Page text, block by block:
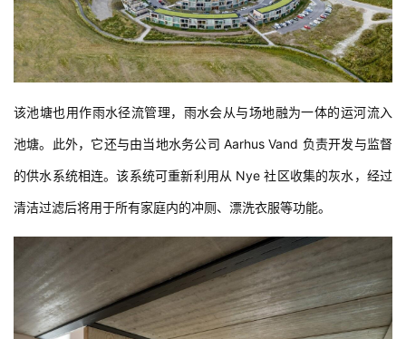
该池塘也用作雨水径流管理，雨水会从与场地融为一体的运河流入
池塘。此外，它还与由当地水务公司 Aarhus Vand 负责开发与监督
的供水系统相连。该系统可重新利用从 Nye 社区收集的灰水，经过
清洁过滤后将用于所有家庭内的冲厕、漂洗衣服等功能。